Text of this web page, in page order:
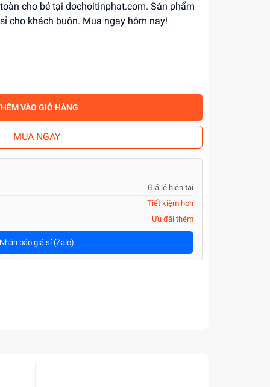
cho bé tại dochoitinphat.com. Sản phẩm
cho khách buôn. Mua ngay hôm nay!
VÀO GIỎ HÀNG
MUA NGAY
Giá lẻ hiện tại
Tiết kiệm hơn
Ưu đãi thêm
Nhận báo giá sỉ (Zalo)